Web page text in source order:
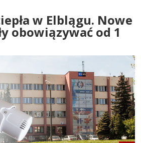
w Elblągu. Nowe
obowiązywać od 1